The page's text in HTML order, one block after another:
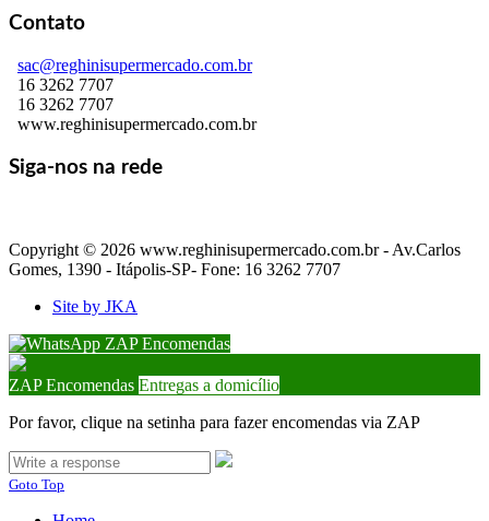
Contato
sac@reghinisupermercado.com.br
16 3262 7707
16 3262 7707
www.reghinisupermercado.com.br
Siga-nos na rede
Copyright © 2026 www.reghinisupermercado.com.br - Av.Carlos
Gomes, 1390 - Itápolis-SP- Fone: 16 3262 7707
Site by JKA
ZAP Encomendas
ZAP Encomendas Entregas a domicílio
Por favor, clique na setinha para fazer encomendas via ZAP
Goto Top